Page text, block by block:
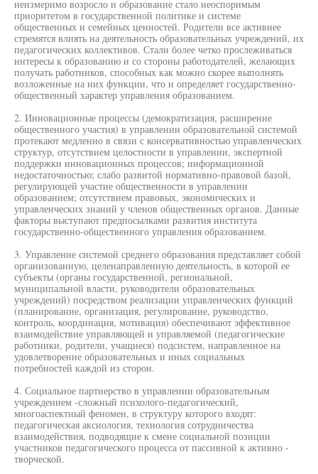
неизмеримо возросло и образование стало неоспоримым
приоритетом в государственной политике и системе
общественных и семейных ценностей. Родители все активнее
стремятся влиять на деятельность образовательных учреждений, их
педагогических коллективов. Стали более четко прослеживаться
интересы к образованию и со стороны работодателей, желающих
получать работников, способных как можно скорее выполнять
возложенные на них функции, что и определяет государственно-
общественный характер управления образованием.
2. Инновационные процессы (демократизация, расширение
общественного участия) в управлении образовательной системой
протекают медленно в связи с консервативностью управленческих
структур, отсутствием целостности в управлении, экспертной
поддержки инновационных процессов; информационной
недостаточностью; слабо развитой нормативно-правовой базой,
регулирующей участие общественности в управлении
образованием; отсутствием правовых, экономических и
управленческих знаний у членов общественных органов. Данные
факторы выступают предпосылками развития института
государственно-общественного управления образованием.
3. Управление системой среднего образования представляет собой
организованную, целенаправленную деятельность, в которой ее
субъекты (органы государственной, региональной,
муниципальной власти, руководители образовательных
учреждений) посредством реализации управленческих функций
(планирование, организация, регулирование, руководство,
контроль, координация, мотивация) обеспечивают эффективное
взаимодействие управляющей и управляемой (педагогические
работники, родители, учащиеся) подсистем, направленное на
удовлетворение образовательных и иных социальных
потребностей каждой из сторон.
4. Социальное партнерство в управлении образовательным
учреждением -сложный психолого-педагогический,
многоаспектный феномен, в структуру которого входят:
педагогическая аксиология, технология сотрудничества
взаимодействия, подводящие к смене социальной позиции
участников педагогического процесса от пассивной к активно -
творческой.